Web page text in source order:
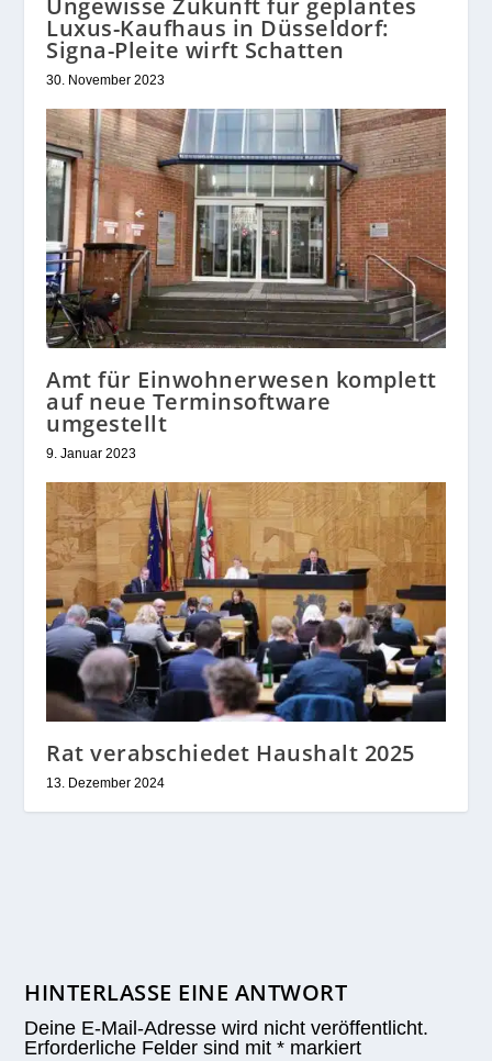
Ungewisse Zukunft für geplantes
Luxus-Kaufhaus in Düsseldorf:
Signa-Pleite wirft Schatten
30. November 2023
Amt für Einwohnerwesen komplett
auf neue Terminsoftware
umgestellt
9. Januar 2023
Rat verabschiedet Haushalt 2025
13. Dezember 2024
HINTERLASSE EINE ANTWORT
Deine E-Mail-Adresse wird nicht veröffentlicht.
Erforderliche Felder sind mit* markiert